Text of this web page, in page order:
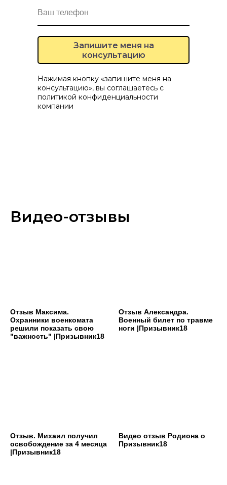
Запишите меня на
консультацию
Нажимая кнопку «запишите меня на
консультацию», вы соглашаетесь с
политикой конфиденциальности
компании
Видео-отзывы
Отзыв Максима.
Охранники военкомата
решили показать свою
"важность" |Призывник18
Отзыв Александра.
Военный билет по травме
ноги |Призывник18
Отзыв. Михаил получил
освобождение за 4 месяца
|Призывник18
Видео отзыв Родиона о
Призывник18